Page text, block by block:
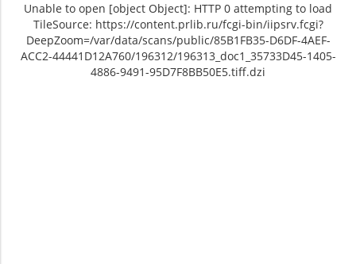
Unable to open [object Object]: HTTP 0 attempting to load
TileSource: https://content.prlib.ru/fcgi-bin/iipsrv.fcgi?
DeepZoom=/var/data/scans/public/85B1FB35-D6DF-4AEF-
ACC2-44441D12A760/196312/196313_doc1_35733D45-1405-
4886-9491-95D7F8BB50E5.tiff.dzi